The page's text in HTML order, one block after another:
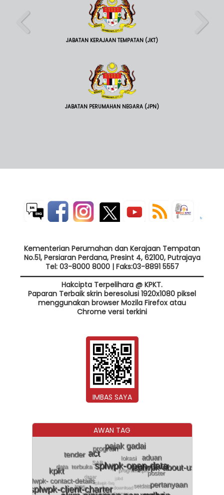
JABATAN KERAJAAN TEMPATAN (JKT)
JABATAN PERUMAHAN NEGARA (JPN)
Kementerian Perumahan dan Kerajaan Tempatan
No.51, Persiaran Perdana, Presint 4, 62100, Putrajaya
Tel: 03-8000 8000 | Faks:03-8891 5557
Hakcipta Terpelihara @ KPKT.
Paparan Terbaik skrin beresolusi 1920x1080 piksel
menggunakan browser Mozila Firefox atau
Chrome versi terkini
IMBAS SAYA
AWAN TAG